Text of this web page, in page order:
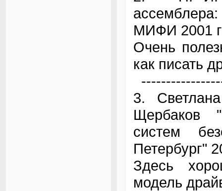
МИФИ 2001
Очень
как писать
3. Светлана
Щербаков
систем
Петербург"
Здесь
модель